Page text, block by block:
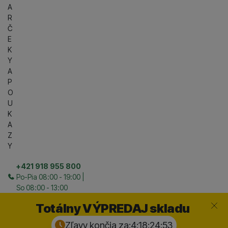
A
R
Č
E
K
Y
A
P
O
U
K
A
Z
Y
+421 918 955 800
Po-Pia 08:00 - 19:00 |
So 08:00 - 13:00
Totálny VÝPREDAJ skladu
Zľavy končia za:4:18:24:52
Zavrieť